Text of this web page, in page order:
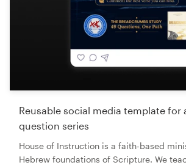
Reusable social media template for
question series
House of Instruction is a faith-based
Hebrew foundations of Scripture. We
Devenez designer
Blog